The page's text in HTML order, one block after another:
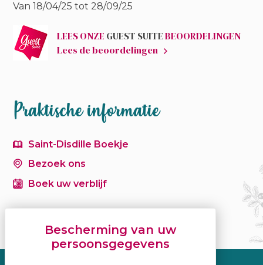
Van 18/04/25 tot 28/09/25
LEES ONZE GUEST SUITEBEOORDELINGEN
Lees de beoordelingen
Praktische informatie
Saint-Disdille Boekje
Bezoek ons
Boek uw verblijf